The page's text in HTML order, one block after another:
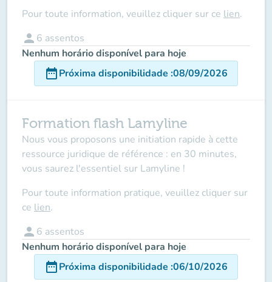
Pour toute information, veuillez cliquer sur ce lien.
person 6 assentos
Nenhum horário disponível para hoje
date_rangePróxima disponibilidade :08/09/2026
Formation flash Lamyline
Nous vous proposons une initiation rapide à cette
ressource juridique de référence : en 30 minutes,
vous saurez l'essentiel sur Lamyline !
Pour toute information pratique, veuillez cliquer sur
ce lien.
person 6 assentos
Nenhum horário disponível para hoje
date_rangePróxima disponibilidade :06/10/2026